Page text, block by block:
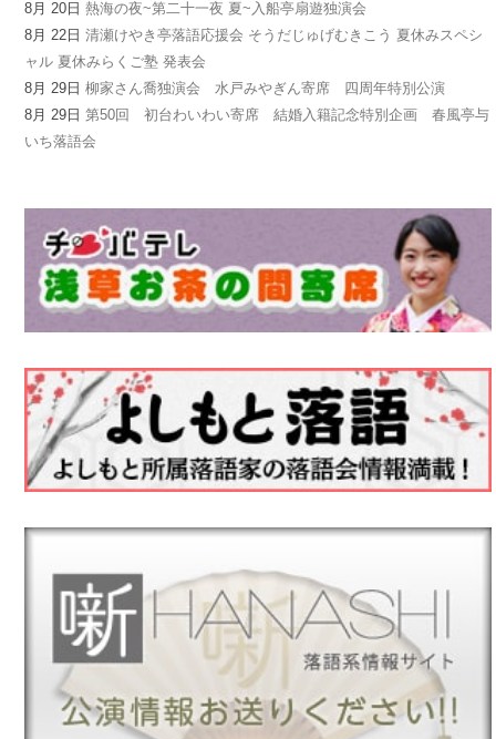
8月 20日熱海の夜~第二十一夜 夏~入船亭扇遊独演会
8月 22日清瀬けやき亭落語応援会 そうだじゅげむきこう 夏休みスペシ
ャル 夏休みらくご塾 発表会
8月 29日柳家さん喬独演会 水戸みやぎん寄席 四周年特別公演
8月 29日第50回 初台わいわい寄席 結婚入籍記念特別企画 春風亭与
いち落語会